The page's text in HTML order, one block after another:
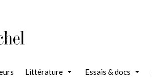
Littérature Essais & docs